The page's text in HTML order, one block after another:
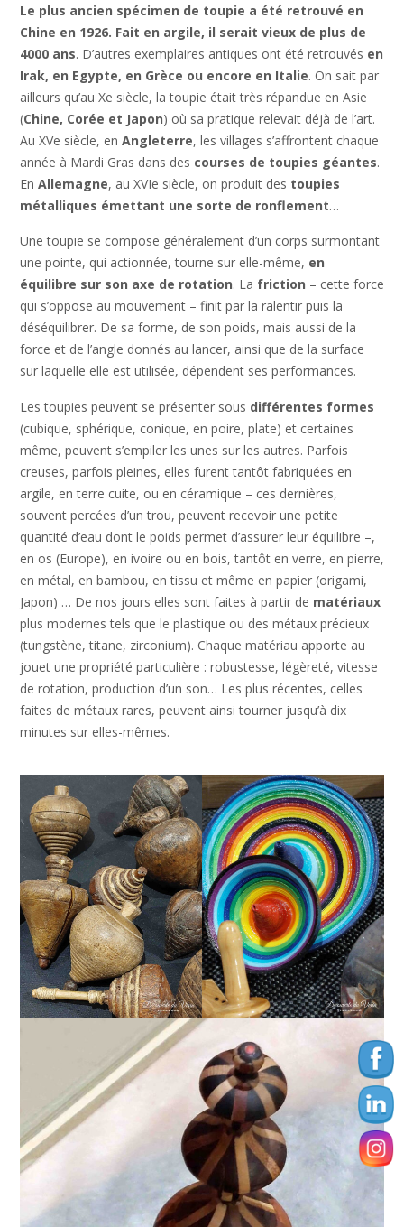
Le plus ancien spécimen de toupie a été retrouvé en
Chine en 1926. Fait en argile, il serait vieux de plus de
4000 ans. D’autres exemplaires antiques ont été retrouvés en
Irak, en Egypte, en Grèce ou encore en Italie. On sait par
ailleurs qu’au Xe siècle, la toupie était très répandue en Asie
(Chine, Corée et Japon) où sa pratique relevait déjà de l’art.
Au XVe siècle, en Angleterre, les villages s’affrontent chaque
année à Mardi Gras dans des courses de toupies géantes.
En Allemagne, au XVIe siècle, on produit des toupies
métalliques émettant une sorte de ronflement…
Une toupie se compose généralement d’un corps surmontant
une pointe, qui actionnée, tourne sur elle-même, en
équilibre sur son axe de rotation. La friction – cette force
qui s’oppose au mouvement – finit par la ralentir puis la
déséquilibrer. De sa forme, de son poids, mais aussi de la
force et de l’angle donnés au lancer, ainsi que de la surface
sur laquelle elle est utilisée, dépendent ses performances.
Les toupies peuvent se présenter sous différentes formes
(cubique, sphérique, conique, en poire, plate) et certaines
même, peuvent s’empiler les unes sur les autres. Parfois
creuses, parfois pleines, elles furent tantôt fabriquées en
argile, en terre cuite, ou en céramique – ces dernières,
souvent percées d’un trou, peuvent recevoir une petite
quantité d’eau dont le poids permet d’assurer leur équilibre –,
en os (Europe), en ivoire ou en bois, tantôt en verre, en pierre,
en métal, en bambou, en tissu et même en papier (origami,
Japon) … De nos jours elles sont faites à partir de matériaux
plus modernes tels que le plastique ou des métaux précieux
(tungstène, titane, zirconium). Chaque matériau apporte au
jouet une propriété particulière : robustesse, légèreté, vitesse
de rotation, production d’un son… Les plus récentes, celles
faites de métaux rares, peuvent ainsi tourner jusqu’à dix
minutes sur elles-mêmes.